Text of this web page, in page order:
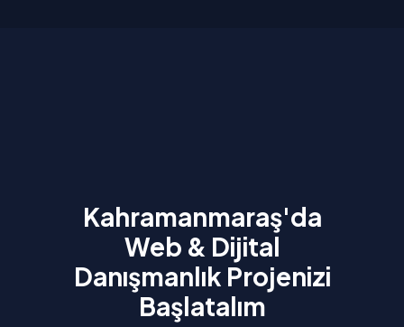
Kahramanmaraş'da
Web & Dijital
Danışmanlık Projenizi
Başlatalım